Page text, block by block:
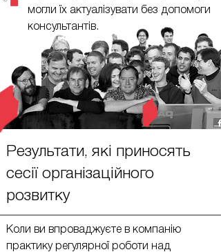
могли їх актуалізувати без допомоги
консультантів.
Результати, які приносять
сесії організаційного
розвитку
Коли ви впроваджуєте в компанію
практику регулярної роботи над